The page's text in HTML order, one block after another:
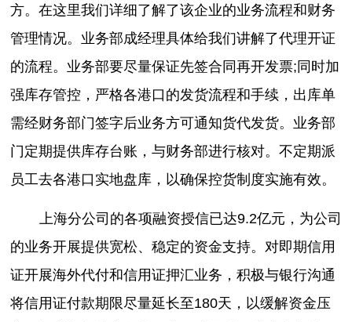
方。在这里我们详细了解了该企业的业务流程和财务
管理情况。业务部成经理具体给我们讲解了代理开证
的流程。业务部要尽量保证先签合同再开发票;同时加
强库存管控，严格各港口的发货流程和手续，出库单
需经财务部门签字后业务方可通知货代发货。业务部
门定期提供库存台账，与财务部进行核对。不定期派
员工去各港口实地盘库，以确保控货制度实施有效。
上海分公司的各项融资授信已达9.2亿元，为公司
的业务开展提供宽松、稳定的资金支持。对即期信用
证开展海外代付和信用证押汇业务，积极与银行沟通
将信用证付款期限尽量延长至180天，以缓解资金压